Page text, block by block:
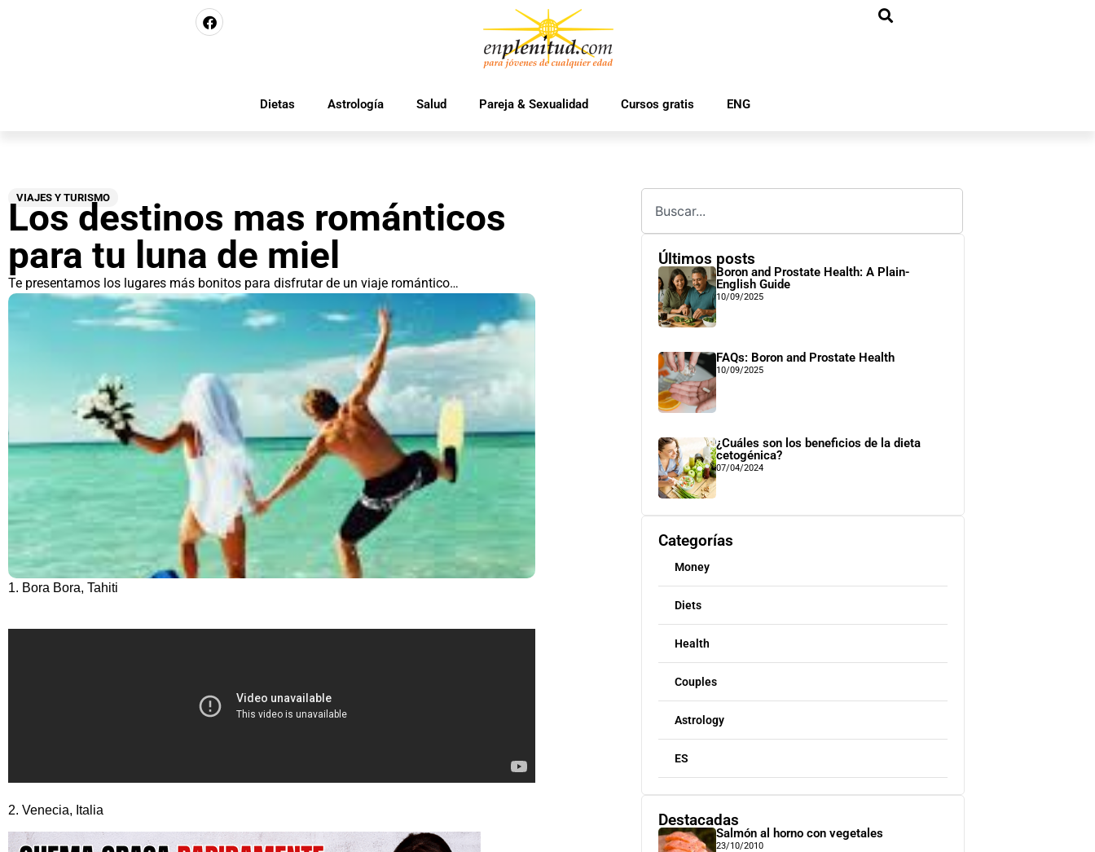
Dietas Astrología Salud Pareja & Sexualidad Cursos gratis ENG
VIAJES Y TURISMO
Los destinos mas románticos
para tu luna de miel
Te presentamos los lugares más bonitos para disfrutar de un viaje romántico…
1. Bora Bora, Tahiti
2. Venecia, Italia
Últimos posts
Boron and Prostate Health: A Plain-
English Guide
10/09/2025
FAQs: Boron and Prostate Health
10/09/2025
¿Cuáles son los beneficios de la dieta
cetogénica?
07/04/2024
Categorías
Money
Diets
Health
Couples
Astrology
ES
Destacadas
Salmón al horno con vegetales
23/10/2010